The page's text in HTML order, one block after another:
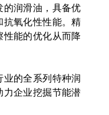
的润滑油，具备优
抗氧化性性能。精
能的优化从而降
的全系列特种润
力企业挖掘节能潜